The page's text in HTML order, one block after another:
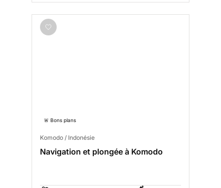
🚨 Bons plans
Komodo / Indonésie
Navigation et plongée à Komodo